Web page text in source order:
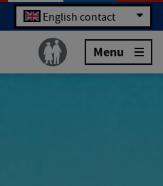
English contact
Menu